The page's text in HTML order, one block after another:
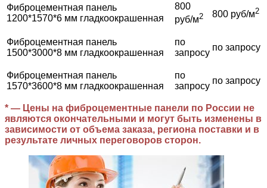
Фиброцементная панель
1200*1570*6 мм гладкоокрашенная
800
руб/м2 800 руб/м2
Фиброцементная панель
1500*3000*8 мм гладкоокрашенная
по
запросу
по запросу
Фиброцементная панель
1570*3600*8 мм гладкоокрашенная
по
запросу
по запросу
* — Цены на фиброцементные панели по России не
являются окончательными и могут быть изменены в
зависимости от объема заказа, региона поставки и в
результате личных переговоров сторон.